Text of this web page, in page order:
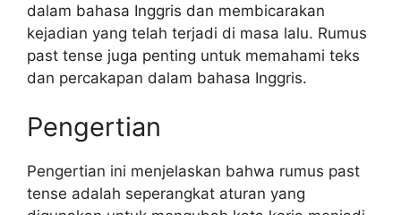
dalam bahasa Inggris dan membicarakan
kejadian yang telah terjadi di masa lalu. Rumus
past tense juga penting untuk memahami teks
dan percakapan dalam bahasa Inggris.
Pengertian
Pengertian ini menjelaskan bahwa rumus past
tense adalah seperangkat aturan yang